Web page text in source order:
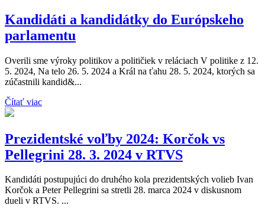
Kandidáti a kandidátky do Európskeho
parlamentu
Overili sme výroky politikov a političiek v reláciach V politike z 12.
5. 2024, Na telo 26. 5. 2024 a Král na ťahu 28. 5. 2024, ktorých sa
zúčastnili kandid&...
Čítať viac
Prezidentské voľby 2024: Korčok vs
Pellegrini 28. 3. 2024 v RTVS
Kandidáti postupujúci do druhého kola prezidentských volieb Ivan
Korčok a Peter Pellegrini sa stretli 28. marca 2024 v diskusnom
dueli v RTVS. ...